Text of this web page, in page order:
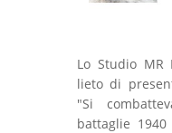
Lo Studio MR
lieto di
"Si
battaglie